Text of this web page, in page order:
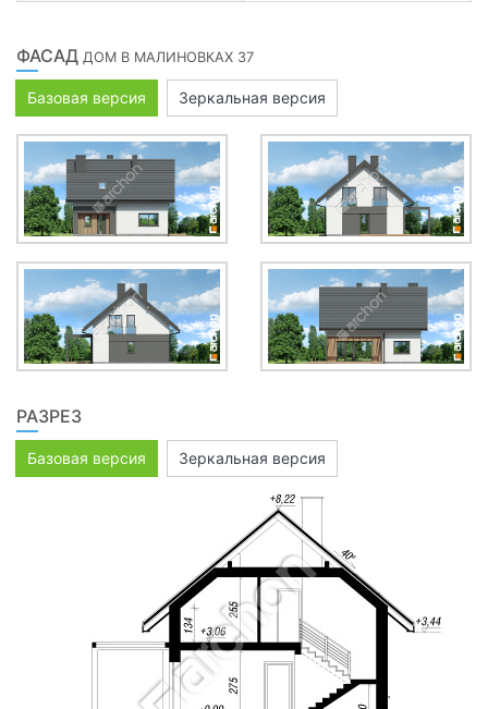
ФАСАД ДОМ В МАЛИНОВКАХ 37
Базовая версия Зеркальная версия
РАЗРЕЗ
Базовая версия Зеркальная версия